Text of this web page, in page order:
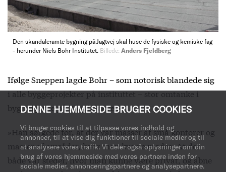
DENNE HJEMMESIDE BRUGER COOKIES
Vi bruger cookies til at tilpasse vores indhold og
annoncer, til at vise dig funktioner til sociale medier og til
at analysere vores trafik. Vi deler også oplysninger om din
brug af vores hjemmeside med vores partnere inden for
sociale medier, annonceringspartnere og analysepartnere.
Den skandaleramte bygning på Jagtvej skal huse de fysiske og kemiske fag
- herunder Niels Bohr Institutet. Billede: Anders Fjeldberg
Ifølge Sneppen lagde Bohr – som notorisk blandede sig
i alle byggeprojekter på instituttet – stor omtanke i
bygningerne på Blegdamsvej.
»Han sørgede for, at der var masser af små kontorer og
masser af områder, hvor man kunne mødes. At der
både var steder, hvor man kunne være privat, og åbne